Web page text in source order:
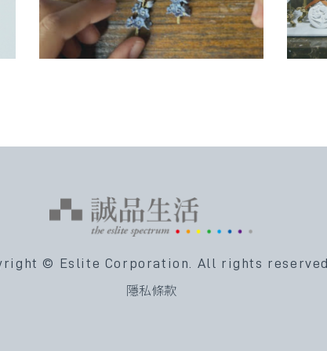
© Eslite Corporation. All rights
隱私條款